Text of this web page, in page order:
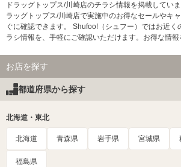
ドラッグトップス/川崎店のチラシ情報を掲載してい
ラッグトップス/川崎店で実施中のお得なセールやキ
ぐに確認できます。 Shufoo!（シュフー）ではお近く
ラシ情報を、手軽にご確認いただけます。お得な情報
お店を探す
都道府県から探す
北海道・東北
北海道 青森県 岩手県 宮城県
福島県